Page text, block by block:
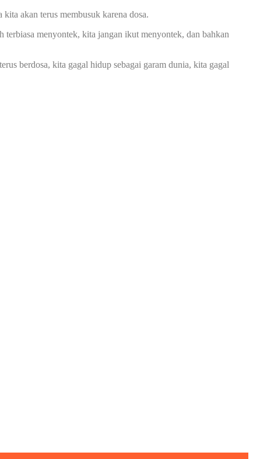
akan terus membusuk karena dosa.
menyontek, kita jangan ikut menyontek, dan bahkan
berdosa, kita gagal hidup sebagai garam dunia, kita gagal